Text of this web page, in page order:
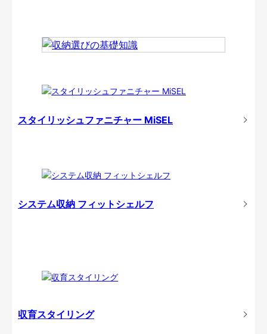
スタイリッシュファニチャー MiSEL
システム収納 フィットシェルフ
収育スタイリング